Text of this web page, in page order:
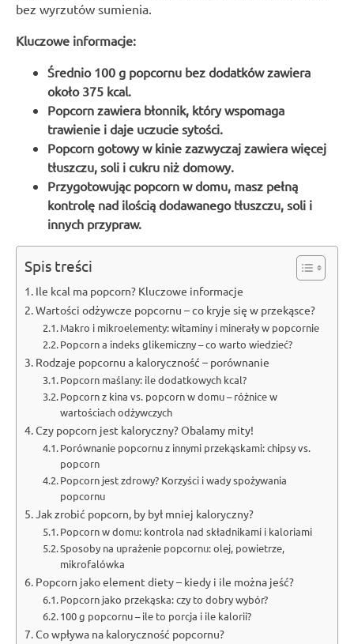
bez wyrzutów sumienia.
Kluczowe informacje:
Średnio 100 g popcornu bez dodatków zawiera
około 375 kcal.
Popcorn zawiera błonnik, który wspomaga
trawienie i daje uczucie sytości.
Popcorn gotowy w kinie zazwyczaj zawiera więcej
tłuszczu, soli i cukru niż domowy.
Przygotowując popcorn w domu, masz pełną
kontrolę nad ilością dodawanego tłuszczu, soli i
innych przypraw.
Spis treści
Ile kcal ma popcorn? Kluczowe informacje
Wartości odżywcze popcornu – co kryje się w przekąsce?
Makro i mikroelementy: witaminy i minerały w popcornie
Popcorn a indeks glikemiczny – co warto wiedzieć?
Rodzaje popcornu a kaloryczność – porównanie
Popcorn maślany: ile dodatkowych kcal?
Popcorn z kina vs. popcorn w domu – różnice w
wartościach odżywczych
Czy popcorn jest kaloryczny? Obalamy mity!
Porównanie popcornu z innymi przekąskami: chipsy vs.
popcorn
Popcorn jest zdrowy? Korzyści i wady spożywania
popcornu
Jak zrobić popcorn, by był mniej kaloryczny?
Popcorn w domu: kontrola nad składnikami i kaloriami
Sposoby na uprażenie popcornu: olej, powietrze,
mikrofalówka
Popcorn jako element diety – kiedy i ile można jeść?
Popcorn jako przekąska: czy to dobry wybór?
100 g popcornu – ile to porcja i ile kalorii?
Co wpływa na kaloryczność popcornu?